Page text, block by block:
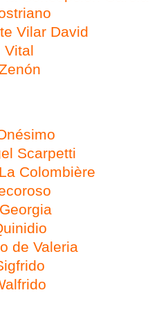
Vilar David
Vital
Scarpetti
La Colombière
de Valeria